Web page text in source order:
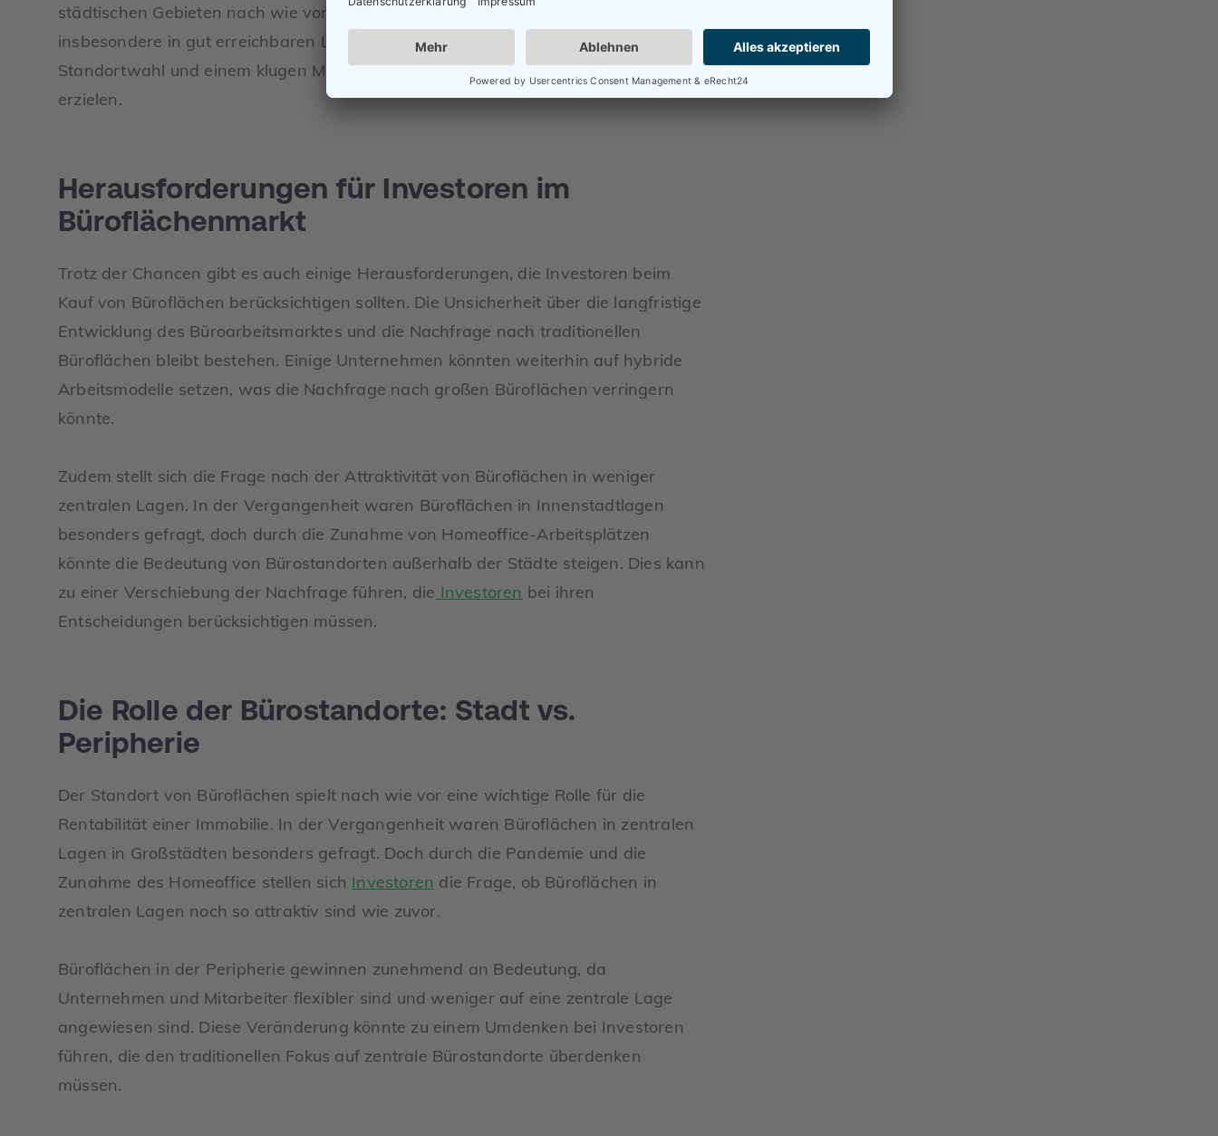
städtischen Gebieten nach wie vor eine starke Nachfrage nach Büroflächen,
insbesondere in gut erreichbaren Lagen. Hier können
mit der richtigen
Standortwahl und einem klugen Management von Büroflächen hohe Renditen
erzielen.
Herausforderungen für Investoren im
Büroflächenmarkt
Trotz der Chancen gibt es auch einige Herausforderungen, die Investoren beim
Kauf von Büroflächen berücksichtigen sollten. Die Unsicherheit über die langfristige
Entwicklung des Büroarbeitsmarktes und die Nachfrage nach traditionellen
Büroflächen bleibt bestehen. Einige Unternehmen könnten weiterhin auf hybride
Arbeitsmodelle setzen, was die Nachfrage nach großen Büroflächen verringern
könnte.
Zudem stellt sich die Frage nach der Attraktivität von Büroflächen in weniger
zentralen Lagen. In der Vergangenheit waren Büroflächen in Innenstadtlagen
besonders gefragt, doch durch die Zunahme von Homeoffice-Arbeitsplätzen
könnte die Bedeutung von Bürostandorten außerhalb der Städte steigen. Dies kann
zu einer Verschiebung der Nachfrage führen, die Investoren bei ihren
Entscheidungen berücksichtigen müssen.
Die Rolle der Bürostandorte: Stadt vs.
Peripherie
Der Standort von Büroflächen spielt nach wie vor eine wichtige Rolle für die
Rentabilität einer Immobilie. In der Vergangenheit waren Büroflächen in zentralen
Lagen in Großstädten besonders gefragt. Doch durch die Pandemie und die
Zunahme des Homeoffice stellen sich Investoren die Frage, ob Büroflächen in
zentralen Lagen noch so attraktiv sind wie zuvor.
Büroflächen in der Peripherie gewinnen zunehmend an Bedeutung, da
Unternehmen und Mitarbeiter flexibler sind und weniger auf eine zentrale Lage
angewiesen sind. Diese Veränderung könnte zu einem Umdenken bei Investoren
führen, die den traditionellen Fokus auf zentrale Bürostandorte überdenken
müssen.